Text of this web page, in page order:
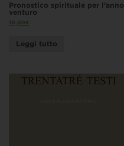
Pronostico spirituale per l’anno
venturo
10,00€
Leggi tutto